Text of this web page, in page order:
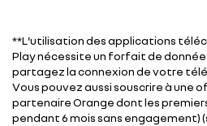
**L'utilisation des applications
Play nécessite un forfait de
partagez la connexion de votre
Vous pouvez aussi souscrire à une
partenaire Orange dont les
pendant 6 mois sans engagement)